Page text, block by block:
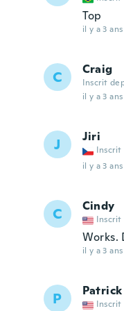
Top
il y a 3 ans
C Craig
Inscrit
il y a 3 ans
J Jiri
Inscrit
il y a 3 ans
C Cindy
Inscrit
Works.
il y a 3 ans
P Patrick
Inscrit